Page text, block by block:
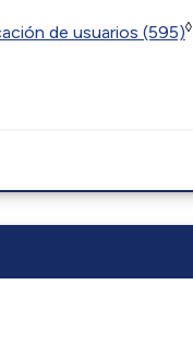
de usuarios (595)◊